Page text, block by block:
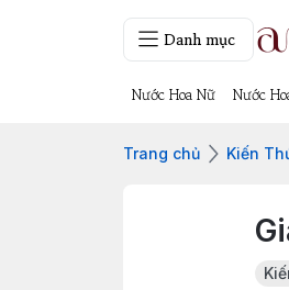
Danh mục
Nước Hoa Nữ Nước
Trang chủ Kiến